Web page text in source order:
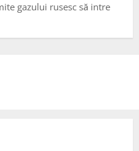
gazului rusesc să intre